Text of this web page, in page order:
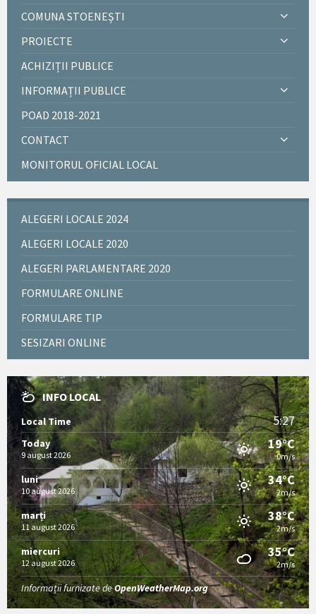
COMUNA STOENEȘTI
PROIECTE
ACHIZIȚII PUBLICE
INFORMAȚII PUBLICE
POAD 2018-2021
CONTACT
MONITORUL OFICIAL LOCAL
ALEGERI LOCALE 2024
ALEGERI LOCALE 2020
ALEGERI PARLAMENTARE 2020
FORMULARE ONLINE
FORMULARE TIP
SESIZARI ONLINE
INFO LOCAL
Local Time 5:27
Today
9 august 2026
19°C
0m/s
luni
10 august 2026
34°C
2m/s
marți
11 august 2026
38°C
2m/s
miercuri
12 august 2026
35°C
2m/s
Informații furnizate deOpenWeatherMap.org